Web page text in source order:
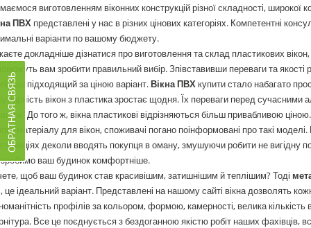
виготовленням віконних конструкцій різної складності, широкої
ПВХ представлені у нас в різних цінових категоріях. Компетентні
варіанти по вашому бюджету.
докладніше дізнатися про виготовлення та склад пластикових
вам зробити правильний вибір. Зпівставивши переваги та якості
підходящий за ціною варіант.Вікна ПВХ купити стало набагато
вікон з пластика зростає щодня. Їх переваги перед сучасними
До того ж, вікна пластикові відрізняються більш привабливою
матеріалу для вікон, споживачі погано поінформовані про такі
деколи вводять покупця в оману, змушуючи робити не вигідну
ваш будинок комфортніше.
щоб ваш будинок став красивішим, затишнішим й теплішим? Тоді
це ідеальний варіант. Представлені на нашому сайті вікна дозволять
профілів за кольором, формою, камерності, велика кількість
Все це поєднується з бездоганною якістю робіт наших фахівців,
ОБРАТНАЯ СВЯЗЬ